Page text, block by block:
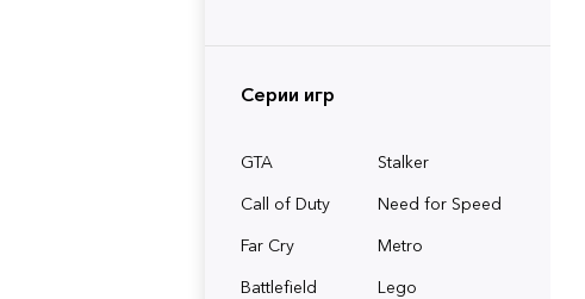
Серии игр
GTA
Stalker
Call of Duty
Need for Speed
Far Cry
Metro
Battlefield
Lego